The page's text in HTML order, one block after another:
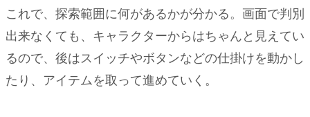
これで、探索範囲に何があるかが分かる。画面で判別
出来なくても、キャラクターからはちゃんと見えてい
るので、後はスイッチやボタンなどの仕掛けを動かし
たり、アイテムを取って進めていく。